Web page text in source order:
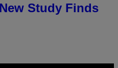
Study Finds